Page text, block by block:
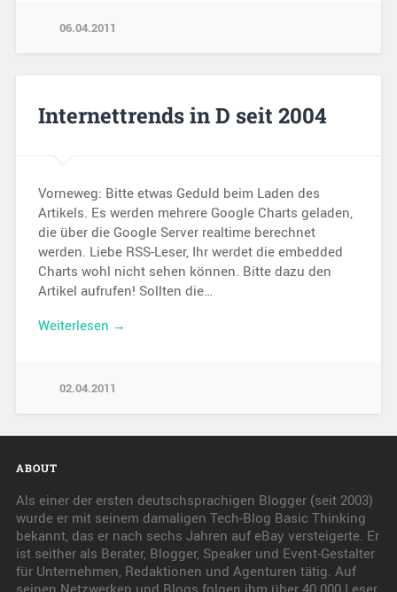
06.04.2011
Internettrends in D seit 2004
Vorneweg: Bitte etwas Geduld beim Laden des
Artikels. Es werden mehrere Google Charts geladen,
die über die Google Server realtime berechnet
werden. Liebe RSS-Leser, Ihr werdet die embedded
Charts wohl nicht sehen können. Bitte dazu den
Artikel aufrufen! Sollten die…
Weiterlesen →
02.04.2011
ABOUT
Als einer der ersten deutschsprachigen Blogger (seit 2003)
wurde er mit seinem damaligen Tech-Blog Basic Thinking
bekannt, das er nach sechs Jahren auf eBay versteigerte. Er
ist seither als Berater, Blogger, Speaker und Event-Gestalter
für Unternehmen, Redaktionen und Agenturen tätig. Auf